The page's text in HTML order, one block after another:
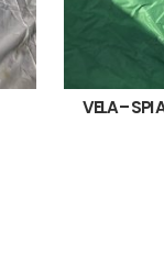
VELA – SPI